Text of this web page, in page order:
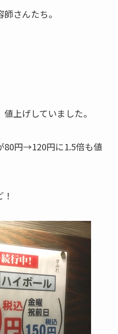
さんたち。
上げしていました。
80円→120円に1.5倍も値